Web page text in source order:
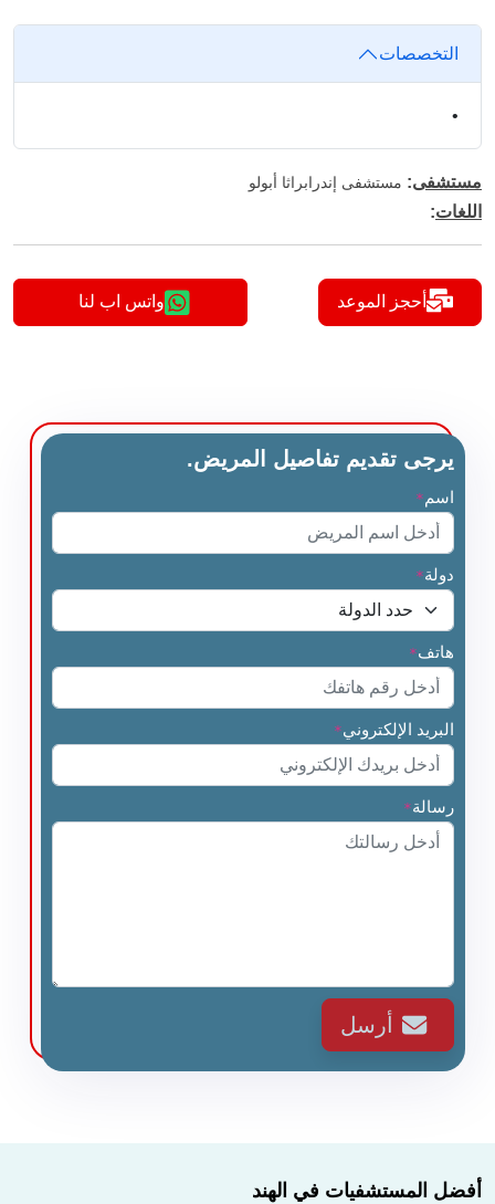
التخصصات
•
مستشفى: مستشفى إندرابراثا أبولو
اللغات:
أحجز الموعد واتس اب لنا
يرجى تقديم تفاصيل المريض.
اسم *
دولة*
هاتف*
البريد الإلكتروني*
رسالة*
أرسل
أفضل المستشفيات في الهند